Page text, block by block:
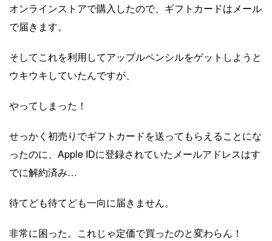
オンラインストアで購入したので、ギフトカードはメール
で届きます。
そしてこれを利用してアップルペンシルをゲットしようと
ウキウキしていたんですが、
やってしまった！
せっかく初売りでギフトカードを送ってもらえることにな
ったのに、Apple IDに登録されていたメールアドレスはす
でに解約済み…
待てども待てども一向に届きません。
非常に困った。これじゃ定価で買ったのと変わらん！